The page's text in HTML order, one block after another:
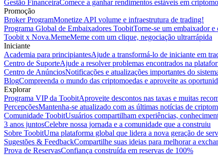
Gestão FinanceiraComece a ganhar rendimentos estáveis em
Promoção
Broker ProgramMonetize API volume e infraestrutura de trading!
Programa Global de Embaixadores ToobitTorne-se um embaixador
Toobit x Nova.MemeMeme com um clique, negociação ultrarrápida
Iniciante
Academia para principiantesAjude a transformá-lo de iniciante em
Centro de SuporteAjude a resolver problemas encontrados na
Centro de AnúnciosNotificações e atualizações importantes do
BlogCompreenda o mundo das criptomoedas e aproveite as
Explorar
Programa VIP da ToobitAproveite descontos nas taxas e muitas
PercepçõesMantenha-se atualizado com as últimas notícias de
Comunidade ToobitUsuários compartilham experiências,
3 anos juntosCelebre nossa jornada e a comunidade que a construiu
Sobre ToobitUma plataforma global que lidera a nova geração de
Sugestões & FeedbackCompartilhe suas ideias para melhorar a
Prova de ReservasConfiança construída em reservas de 100%